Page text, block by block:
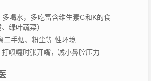
多喝水，多吃富含维生素C和K的食
绿叶蔬菜）
二手烟、粉尘等 性环境
打喷嚏时张开嘴，减小鼻腔压力